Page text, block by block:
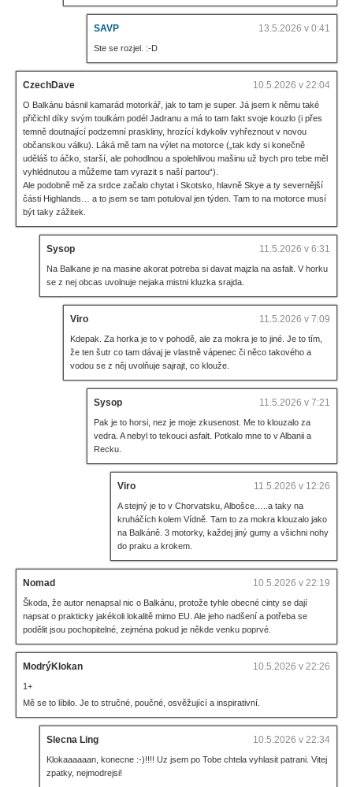
SAVP 13.5.2026 v 0:41
Ste se rozjel. :-D
CzechDave 10.5.2026 v 22:04
O Balkánu básnil kamarád motorkář, jak to tam je super. Já jsem k němu také
přičichl díky svým toulkám podél Jadranu a má to tam fakt svoje kouzlo (i přes
temně doutnající podzemní praskliny, hrozící kdykoliv vyhřeznout v novou
občanskou válku). Láká mě tam na výlet na motorce („tak kdy si konečně
uděláš to áčko, starší, ale pohodlnou a spolehlivou mašinu už bych pro tebe měl
vyhlédnutou a můžeme tam vyrazit s naší partou“).
Ale podobně mě za srdce začalo chytat i Skotsko, hlavně Skye a ty severnější
části Highlands… a to jsem se tam potuloval jen týden. Tam to na motorce musí
být taky zážitek.
Sysop 11.5.2026 v 6:31
Na Balkane je na masine akorat potreba si davat majzla na asfalt. V horku
se z nej obcas uvolnuje nejaka mistni kluzka srajda.
Viro 11.5.2026 v 7:09
Kdepak. Za horka je to v pohodě, ale za mokra je to jiné. Je to tím,
že ten šutr co tam dávaj je vlastně vápenec či něco takového a
vodou se z něj uvolňuje sajrajt, co klouže.
Sysop 11.5.2026 v 7:21
Pak je to horsi, nez je moje zkusenost. Me to klouzalo za
vedra. A nebyl to tekouci asfalt. Potkalo mne to v Albanii a
Recku.
Viro 11.5.2026 v 12:26
A stejný je to v Chorvatsku, Albošce…..a taky na
kruháčích kolem Vídně. Tam to za mokra klouzalo jako
na Balkáně. 3 motorky, každej jiný gumy a všichni nohy
do praku a krokem.
Nomad 10.5.2026 v 22:19
Škoda, že autor nenapsal nic o Balkánu, protože tyhle obecné cinty se dají
napsat o prakticky jakékoli lokalitě mimo EU. Ale jeho nadšení a potřeba se
podělit jsou pochopitelné, zejména pokud je někde venku poprvé.
ModrýKlokan 10.5.2026 v 22:26
1+
Mě se to líbilo. Je to stručné, poučné, osvěžující a inspirativní.
Slecna Ling 10.5.2026 v 22:34
Klokaaaaaan, konecne :-)!!!! Uz jsem po Tobe chtela vyhlasit patrani. Vitej
zpatky, nejmodrejsi!